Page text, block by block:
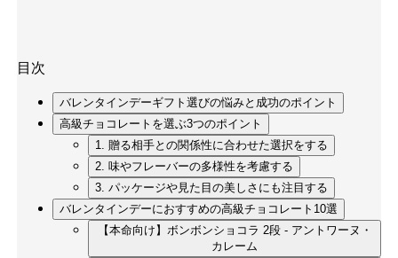
目次
バレンタインデーギフト選びの悩みと成功のポイント
高級チョコレートを選ぶ3つのポイント
1. 贈る相手との関係性に合わせた選択をする
2. 味やフレーバーの多様性を考慮する
3. パッケージや見た目の美しさにも注目する
バレンタインデーにおすすめの高級チョコレート10選
【本命向け】ボンボンショコラ 2段 - アントワーヌ・
カレーム